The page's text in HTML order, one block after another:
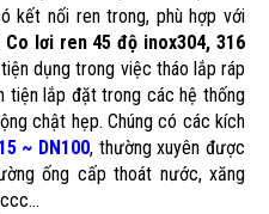
kết nối ren trong, phù hợp với
Co lơi ren 45 độ inox304, 316
dụng trong việc tháo lắp ráp
tiện lắp đặt trong các hệ thống
chật hẹp. Chúng có các kích
~ DN100, thường xuyên được
ống cấp thoát nước, xăng